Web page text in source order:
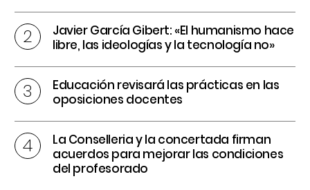
Javier García Gibert: «El humanismo hace
libre, las ideologías y la tecnología no»
Educación revisará las prácticas en las
oposiciones docentes
La Conselleria y la concertada firman
acuerdos para mejorar las condiciones
del profesorado